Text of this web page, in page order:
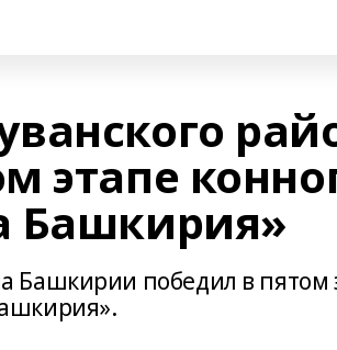
этапе
Башкирия»
Башкирии победил в пятом